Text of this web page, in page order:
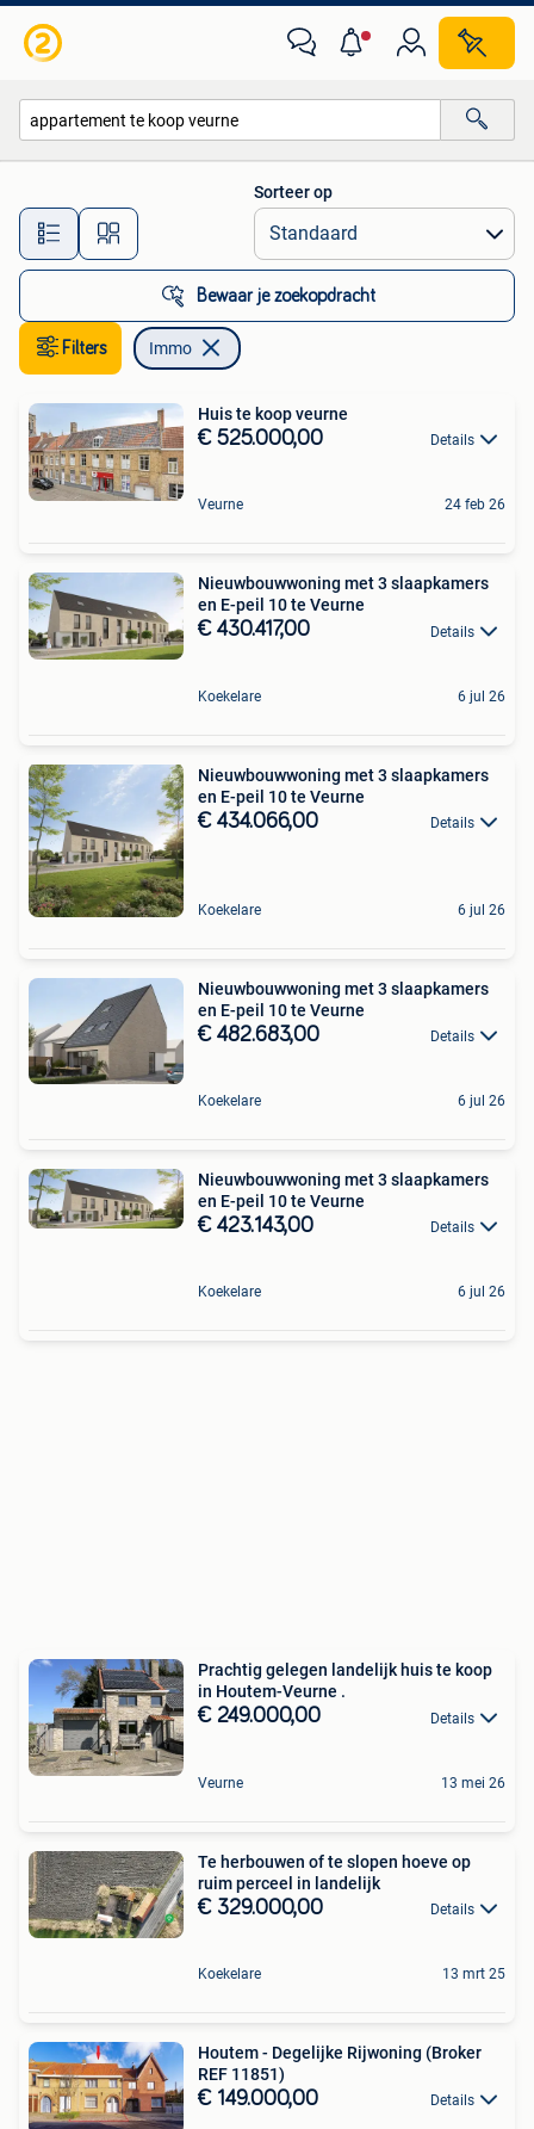
Alle afstanden…
Sorteer op
Bewaar je zoekopdracht
Filters Immo
Huis te koop veurne
€ 525.000,00 Details
Veurne 24 feb 26
Nieuwbouwwoning met 3 slaapkamers
en E-peil 10 te Veurne
€ 430.417,00 Details
Koekelare 6 jul 26
Nieuwbouwwoning met 3 slaapkamers
en E-peil 10 te Veurne
€ 434.066,00 Details
Koekelare 6 jul 26
Nieuwbouwwoning met 3 slaapkamers
en E-peil 10 te Veurne
€ 482.683,00 Details
Koekelare 6 jul 26
Nieuwbouwwoning met 3 slaapkamers
en E-peil 10 te Veurne
€ 423.143,00 Details
Koekelare 6 jul 26
Prachtig gelegen landelijk huis te koop
in Houtem-Veurne .
€ 249.000,00 Details
Veurne 13 mei 26
Te herbouwen of te slopen hoeve op
ruim perceel in landelijk
€ 329.000,00 Details
Koekelare 13 mrt 25
Houtem - Degelijke Rijwoning (Broker
REF 11851)
€ 149.000,00 Details